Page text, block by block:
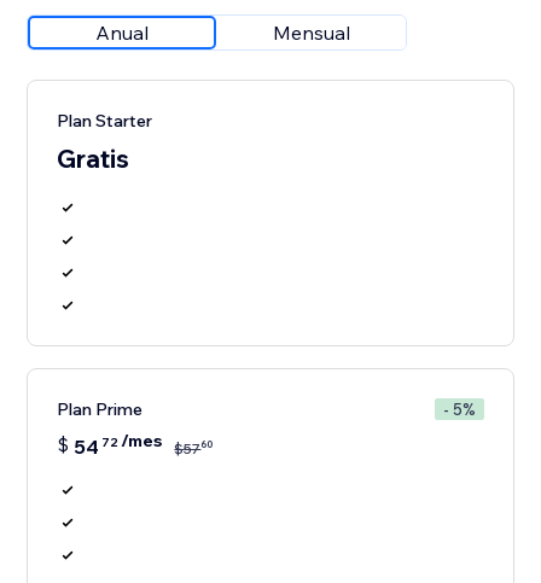
Anual Mensual
Plan Starter
Gratis
Plan Prime - 5%
$ 54 72/mes $5760